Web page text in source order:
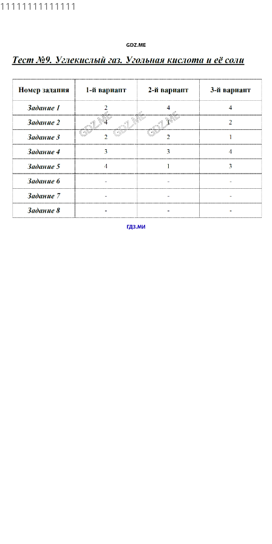
11111111111111